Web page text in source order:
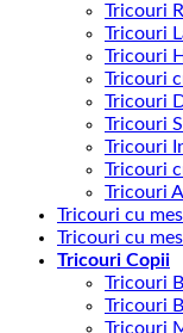
Tricouri
Tricouri
Tricouri
Tricouri
Tricouri
Tricouri
Tricouri
Tricouri
Tricouri
Tricouri cu
Tricouri cu
Tricouri Copii
Tricouri
Tricouri
Tricouri